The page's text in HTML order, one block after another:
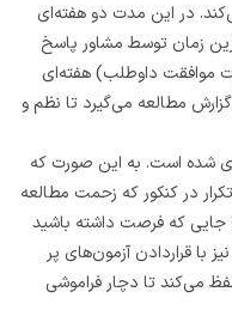
در این مدت دو هفته‌ای
زمان توسط مشاور پاسخ
موافقت داوطلب) هفته‌ای
مطالعه می‌گیرد تا نظم و
شده است. به این صورت که
در کنکور که زحمت مطالعه
جایی که فرصت داشته باشید
با قراردادن آزمون‌‌های پر
می‌کند تا دچار فراموشی